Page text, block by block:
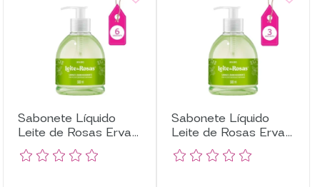
Sabonete Líquido
Leite de Rosas Erva
Doce com 6
Unidades
Sabonete Líquido
Leite de Rosas Erva
Doce com 3
Unidades